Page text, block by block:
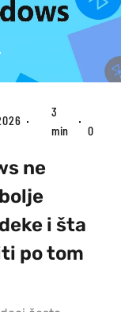
3
min
0
ne
i šta
po tom